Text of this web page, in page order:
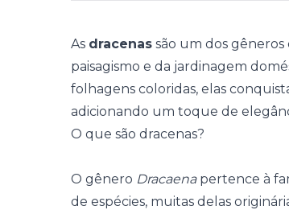
As dracenas são um dos
paisagismo e da jardinagem
folhagens coloridas, elas
adicionando um toque de
O que são dracenas?
O gênero Dracaenapertence à
de espécies, muitas delas